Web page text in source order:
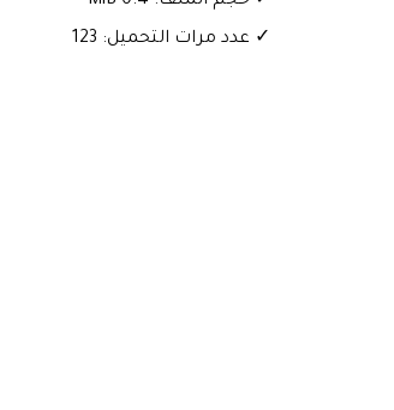
✓ عدد مرات التحميل: 123